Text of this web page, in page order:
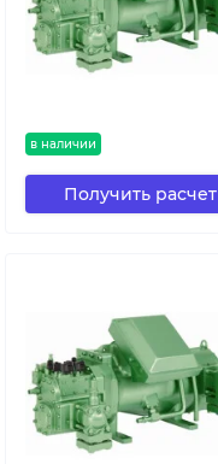
в наличии
Получить расчет